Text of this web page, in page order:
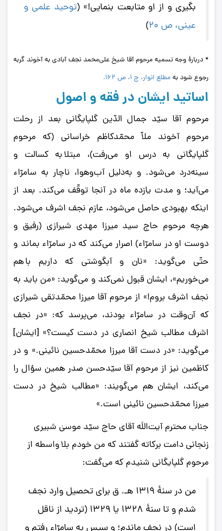
بگیری و از او متابعت بنمایی!» (توحید علمی و
عینی، ص 20
)
* دربارۀ وجه تسمیه مرحوم آقا شیخ علی‌محمد نجف آبادی به آخوند گربه
رجوع شود بهمطلع انوار، ج 1، ص 162.
اساتید ایشان در فقه و اصول
مرحوم آقا سیّد جمال‌ الدّین گلپایگانی بعد از رحلت
مرحوم آخوند ملاّ محمّدکاظم خراسانی (که مرحوم
گلپایگانی به درس او می‌رفت)، مبتلا به کسالت و
سینه‌درد می‌شود. و به‌دلیل آب‌وهوا، ناچار به سامرّاء
می‌آید؛ و مدت یازده ماه در آنجا توقّف می‌کند. بعد از
اینکه بهبودی حاصل می‌شود، عازم نجف اشرف می‌شود.
هرچه مرحوم حاج سید میرزا مهدی شیرازی (رفیق و
دوست او در سامرّاء) اصرار می‌کند که در سامرّاء بماند و
حتّی می‌گوید: «نان و آبگوشتی که داریم با هم
می‌خوریم»، ایشان قبول نمی‌کند و می‌گوید: «من باید به
نجف اشرف بروم!» از مرحوم آقا میرزا محمّدتقی شیرازی
که آن‌وقت در سامرّاء بودند، می‌پرسد که: «در نجف
اشرف مطالب شیخ انصاری در دست کیست؟» [ایشان]
می‌گوید: «در دست آقا میرزا محمّدحسین نائینی.» و در
کاظمین نیز از مرحوم آقا سیّدحسن صدر همین سؤال را
می‌کند، ایشان هم می‌گویند: «مطالب شیخ در دست
میرزا محمّدحسین نائینی است.»
جناب محترم آیت‌اللَه آقای حاج سیّد موسیٰ شبیری
زنجانی دامت برکاته گفتند که من خودم بلا واسطه از
مرحوم گلپایگانی شنیدم که می‌گفت:
من در سنۀ 1319 هـ. ق برای تحصیل وارد نجف
شدم و تا سنۀ 1328 یا 1329 (تردید از ناقل